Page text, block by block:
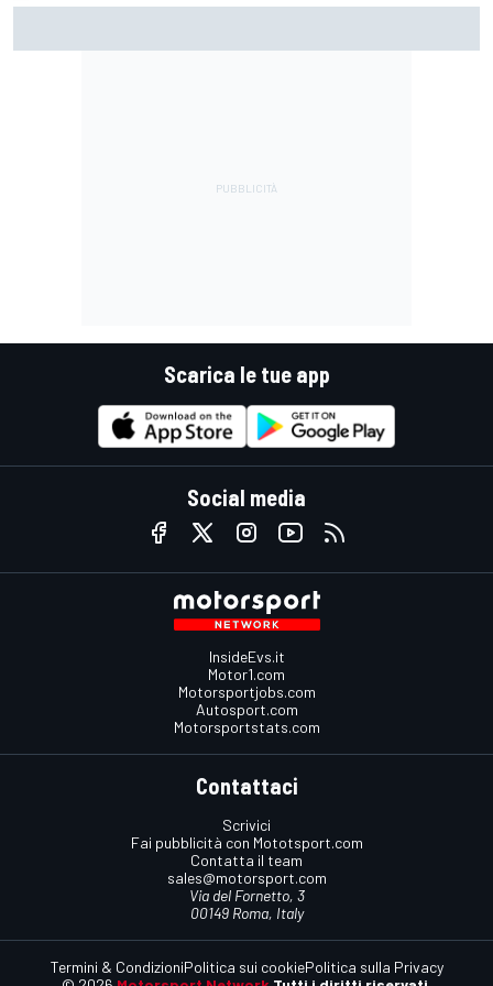
Scarica le tue app
Social media
InsideEvs.it
Motor1.com
Motorsportjobs.com
Autosport.com
Motorsportstats.com
Contattaci
Scrivici
Fai pubblicità con Mototsport.com
Contatta il team
sales@motorsport.com
Via del Fornetto, 3
00149 Roma, Italy
Termini & CondizioniPolitica sui cookiePolitica sulla Privacy